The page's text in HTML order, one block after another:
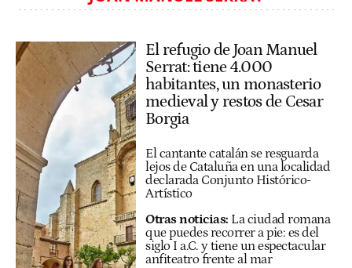
El refugio de Joan Manuel
Serrat: tiene 4.000
habitantes, un monasterio
medieval y restos de Cesar
Borgia
El cantante catalán se resguarda
lejos de Cataluña en una localidad
declarada Conjunto Histórico-
Artístico
Otras noticias: La ciudad romana
que puedes recorrer a pie: es del
siglo I a.C. y tiene un espectacular
anfiteatro frente al mar